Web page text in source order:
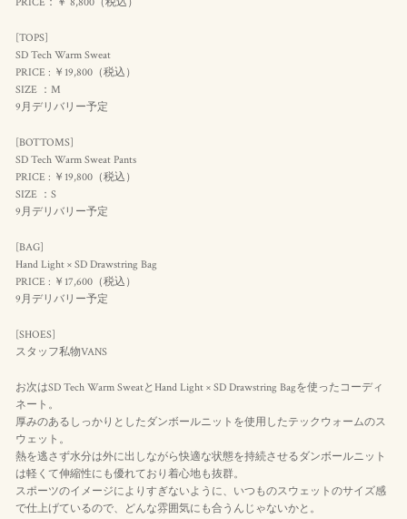
[TOPS]
SD Tech Warm Sweat
PRICE : ￥19,800（税込 ）
SIZE ：M
9月デリバリー予定
[BOTTOMS]
SD Tech Warm Sweat Pants
PRICE : ￥19,800（税込 ）
SIZE ：S
9月デリバリー予定
[BAG]
Hand Light × SD Drawstring Bag
PRICE : ￥17,600（税込 ）
9月デリバリー予定
[SHOES]
スタッフ私物VANS
お次はSD Tech Warm SweatとHand Light × SD Drawstring Bagを使ったコーディ
ネート。
厚みのあるしっかりとしたダンボールニットを使用したテックウォームのス
ウェット。
熱を逃さず水分は外に出しながら快適な状態を持続させるダンボールニット
は軽くて伸縮性にも優れており着心地も抜群。
スポーツのイメージによりすぎないように、いつものスウェットのサイズ感
で仕上げているので、どんな雰囲気にも合うんじゃないかと。